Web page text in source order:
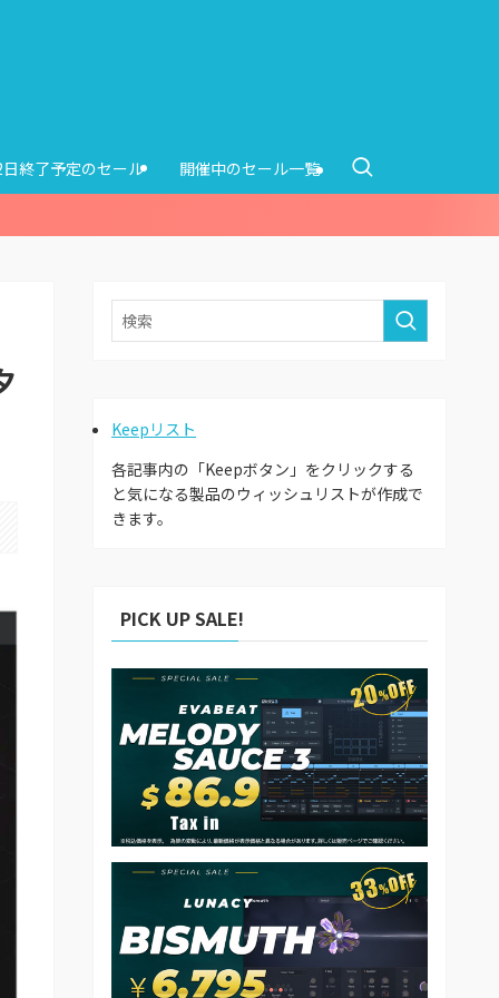
終了予定のセール 開催中のセール一覧
Keepリスト
各記事内の「Keepボタン」をクリックする
と気になる製品のウィッシュリストが作成で
きます。
PICK UP SALE!